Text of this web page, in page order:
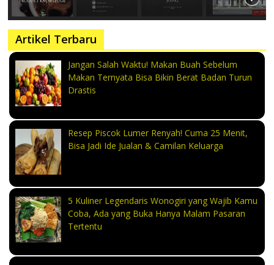
Artikel Terbaru
Jangan Salah Waktu! Makan Buah Sebelum
Makan Ternyata Bisa Bikin Berat Badan Turun
Drastis
Resep Piscok Lumer Renyah! Cuma 25 Menit,
Bisa Jadi Ide Jualan & Camilan Keluarga
5 Kuliner Legendaris Wonogiri yang Wajib Kamu
Coba, Ada yang Buka Hanya Malam Pasaran
Tertentu